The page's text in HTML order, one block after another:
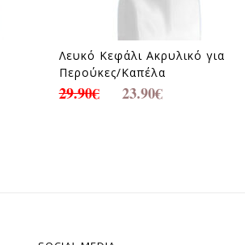
Λευκό Κεφάλι Ακρυλικό για
Περούκες/Καπέλα
29.90€ 23.90€